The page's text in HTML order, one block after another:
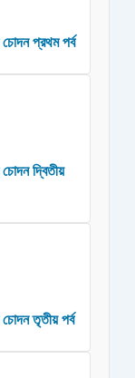
প্রথম পর্ব
দ্বিতীয়
তৃতীয় পর্ব